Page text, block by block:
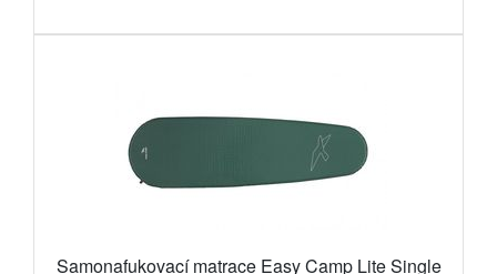
Samonafukovací matrace Easy Camp Lite Single